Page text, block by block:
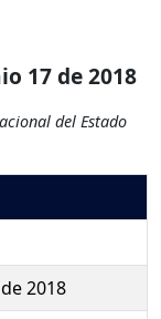
17 de 2018
del Estado
2018